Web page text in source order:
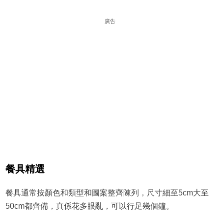
廣告
餐具精選
餐具通常按顏色和類型和圖案整齊陳列，尺寸細至5cm大至
50cm都齊備，真係花多眼亂，可以行足幾個鐘。